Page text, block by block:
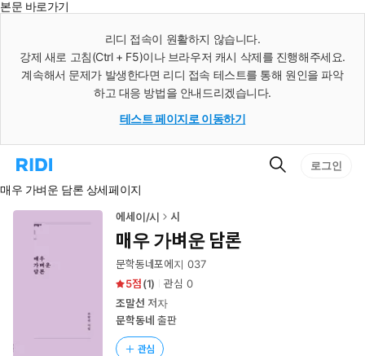
본문 바로가기
리디 접속이 원활하지 않습니다.
강제 새로 고침(Ctrl + F5)이나 브라우저 캐시 삭제를 진행해주세요.
계속해서 문제가 발생한다면 리디 접속 테스트를 통해 원인을 파악
하고 대응 방법을 안내드리겠습니다.
테스트 페이지로 이동하기
리
홈
로
검
로그인
매우 가벼운 담론 상세페이지
에세이/시 시
매우 가벼운 담론
문학동네포에지 037
5
(1) 관심 0
조말선 저자
문학동네 출판
관심